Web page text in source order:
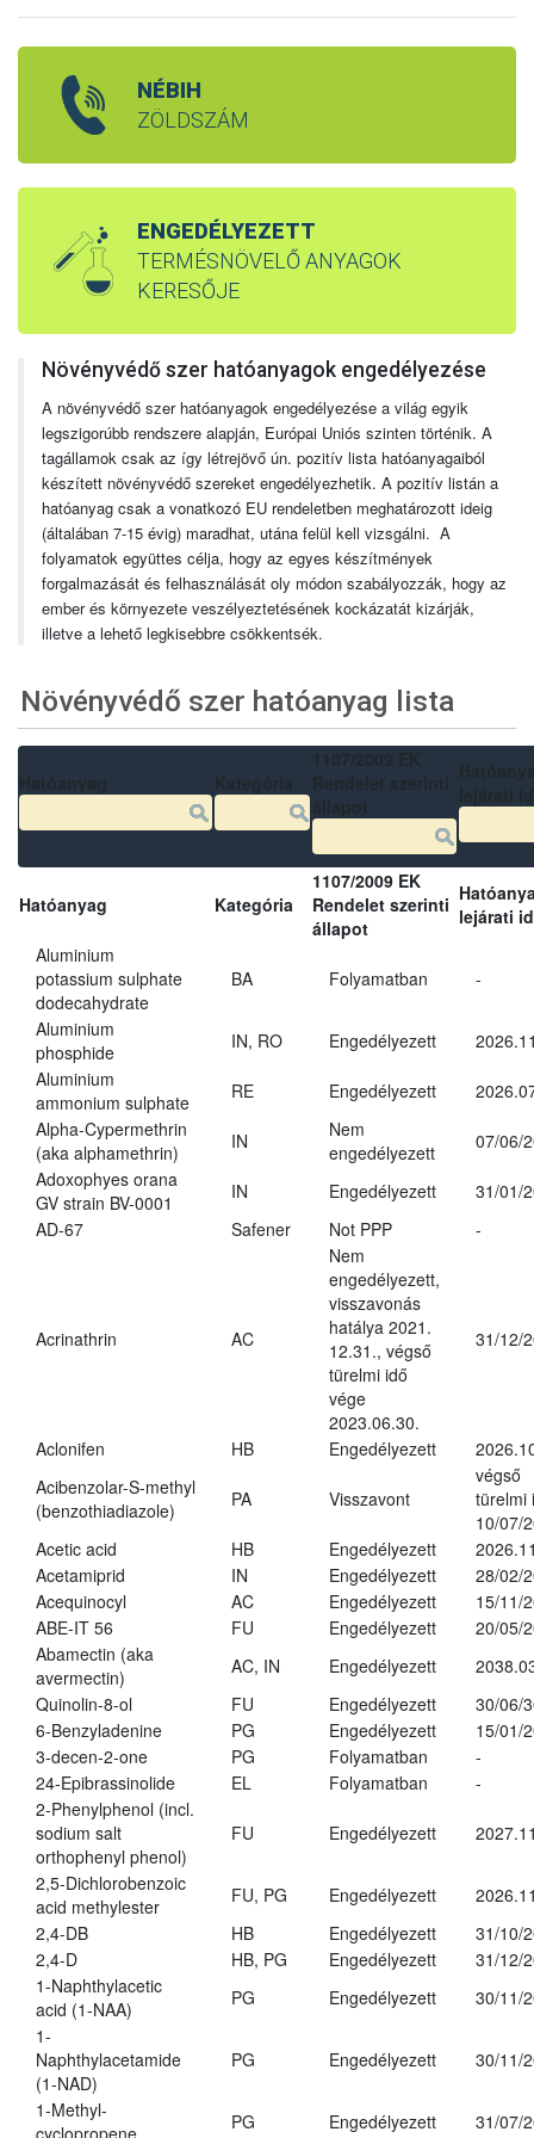
NÉBIH
ZÖLDSZÁM
ENGEDÉLYEZETT
TERMÉSNÖVELŐ ANYAGOK
KERESŐJE
Növényvédő szer hatóanyagok engedélyezése
A növényvédő szer hatóanyagok engedélyezése a világ egyik
legszigorúbb rendszere alapján, Európai Uniós szinten történik. A
tagállamok csak az így létrejövő ún. pozitív lista hatóanyagaiból
készített növényvédő szereket engedélyezhetik. A pozitív listán a
hatóanyag csak a vonatkozó EU rendeletben meghatározott ideig
(általában 7-15 évig) maradhat, utána felül kell vizsgálni. A
folyamatok együttes célja, hogy az egyes készítmények
forgalmazását és felhasználását oly módon szabályozzák, hogy az
ember és környezete veszélyeztetésének kockázatát kizárják,
illetve a lehető legkisebbre csökkentsék.
Növényvédő szer hatóanyag lista
Hatóanyag Kategória
1107/2009 EK
Rendelet szerinti
állapot
lejárati
Aluminium
potassium sulphate
dodecahydrate
BA Folyamatban -
Aluminium
phosphide
IN, RO Engedélyezett
Aluminium
ammonium sulphate
RE Engedélyezett
Alpha-Cypermethrin
(aka alphamethrin)
IN
Nem
engedélyezett
07/06/
Adoxophyes orana
GV strain BV-0001
IN Engedélyezett
31/01/
AD-67
Safener Not PPP -
Acrinathrin AC
Nem
engedélyezett,
visszavonás
hatálya 2021.
12.31., végső
türelmi idő
vége
2023.06.30.
31/12/
Aclonifen HB Engedélyezett
Acibenzolar-S-methyl
(benzothiadiazole)
PA Visszavont
végső
türelmi
10/07/
Acetic acid
HB Engedélyezett
Acetamiprid
IN Engedélyezett
28/02/
Acequinocyl
AC Engedélyezett
15/11/
ABE-IT 56
FU Engedélyezett
20/05/
Abamectin (aka
avermectin)
AC, IN Engedélyezett
Quinolin-8-ol
FU Engedélyezett
30/06/
6-Benzyladenine
PG Engedélyezett
15/01/
3-decen-2-one
PG Folyamatban
-
24-Epibrassinolide
EL Folyamatban
-
2-Phenylphenol (incl.
sodium salt
orthophenyl phenol)
FU Engedélyezett
2,5-Dichlorobenzoic
acid methylester
FU, PG Engedélyezett
2,4-DB
HB Engedélyezett
31/10/
2,4-D
HB, PG Engedélyezett
31/12/
1-Naphthylacetic
acid (1-NAA)
PG Engedélyezett
30/11/
1-
Naphthylacetamide
(1-NAD)
PG Engedélyezett 30/11/
1-Methyl-
PG Engedélyezett 31/07/